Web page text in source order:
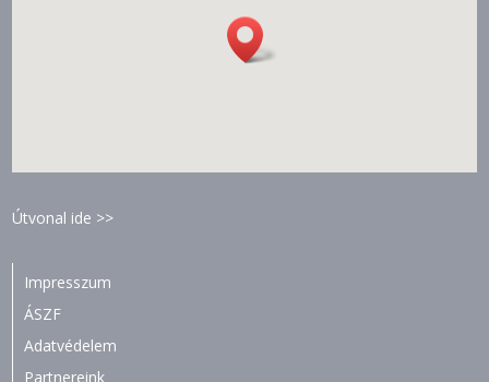
Útvonal ide >>
Impresszum
ÁSZF
Adatvédelem
Partnereink